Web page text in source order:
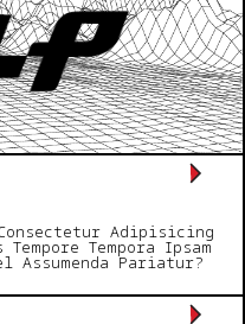
Adipisicing
Tempora Ipsam
Pariatur?